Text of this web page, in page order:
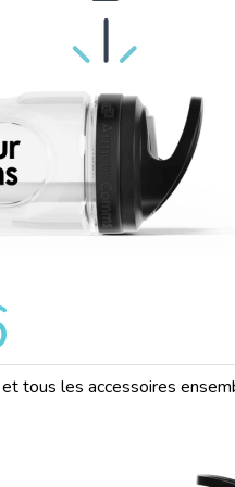
tous les accessoires